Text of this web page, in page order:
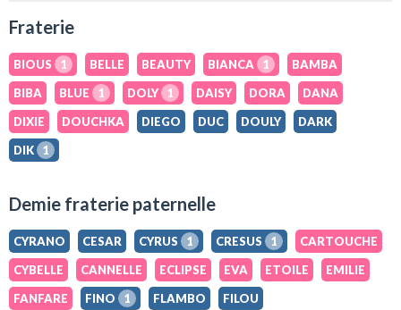
Fraterie
BIOUS 1 BELLE BEAUTY BIANCA 1
BAMBA
BIBA
BLUE 1 DOLY 1 DAISY DORA
DANA
DIXIE
DOUCHKA DIEGO DUC DOULY
DARK
DIK
1
Demie fraterie paternelle
CYRANO CESAR CYRUS 1 CRESUS 1
CARTOUCHE
CYBELLE
CANNELLE ECLIPSE EVA ETOILE
EMILIE
FANFARE
FINO 1 FLAMBO FILOU